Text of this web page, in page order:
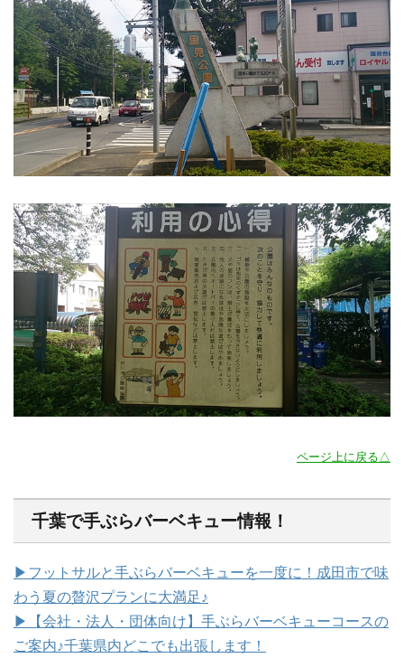
ページ上に戻る△
千葉で手ぶらバーベキュー情報！
▶フットサルと手ぶらバーベキューを一度に！成田市で味
わう夏の贅沢プランに大満足♪
▶【会社・法人・団体向け】手ぶらバーベキューコースの
ご案内♪千葉県内どこでも出張します！